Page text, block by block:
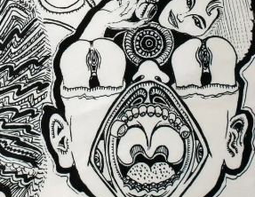
CATALOGUE D'EXPO
SES EXPOSITIONS
CONTRIBUTEUR
À PROPOS